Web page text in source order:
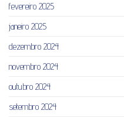
fevereiro 2025
janeiro 2025
dezembro 2024
novembro 2024
outubro 2024
setembro 2024